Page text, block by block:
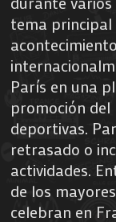
tema principal
París en una
promoción
deportivas.
retrasado o
actividades.
de los
celebran en